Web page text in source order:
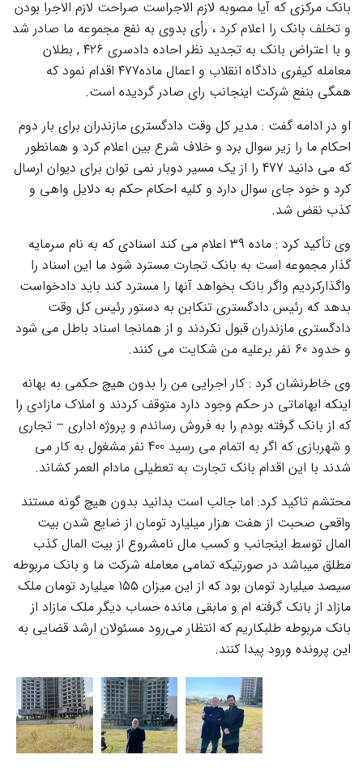
بانک مرکزی که آیا مصوبه لازم الاجراست صراحت لازم الاجرا بودن
و تخلف بانک را اعلام کرد ، رأی بدوی به نفع مجموعه ما صادر شد
و با اعتراض بانک به تجدید نظر احاده دادسری ۴۲۶ , بطلان
معامله کیفری دادگاه انقلاب و اعمال ماده۴۷۷ اقدام نمود که
همگی بنفع شرکت اینجانب رای صادر گردیده است.
او در ادامه گفت : مدیر کل وقت دادگستری مازندران برای بار دوم
احکام ما را زیر سوال برد و خلاف شرع بین اعلام کرد و همانطور
که می دانید 477 را از یک مسیر دوبار نمی توان برای دیوان ارسال
کرد و خود جای سوال دارد و کلیه احکام حکم به دلایل واهی و
کذب نقض شد.
وی تأکید کرد : ماده 39 اعلام می کند اسنادی که به نام سرمایه
گذار مجموعه است به بانک تجارت مسترد شود ما این اسناد را
واگذارکردیم واگر بانک بخواهد آنها را مسترد کند باید دادخواست
بدهد که رئیس دادگستری تنکابن به دستور رئیس کل وقت
دادگستری مازندران قبول نکردند و از همانجا اسناد باطل می شود
و حدود 60 نفر برعلیه من شکایت می کنند.
وی خاطرنشان کرد : کار اجرایی من را بدون هیچ حکمی به بهانه
اینکه ابهاماتی در حکم وجود دارد متوقف کردند و املاک مازادی را
که از بانک گرفته بودم را به فروش رساندم و پروژه اداری – تجاری
و شهربازی که اگر به اتمام می رسید 400 نفر مشغول به کار می
شدند با این اقدام بانک تجارت به تعطیلی مادام العمر کشاند.
محتشم تاکید کرد: اما جالب است بدانید بدون هیچ گونه مستند
واقعی صحبت از هفت هزار میلیارد تومان از ضایع شدن بیت
المال توسط اینجانب و کسب مال نامشروع از بیت المال کذب
مطلق میباشد در صورتیکه تمامی معامله شرکت ما و بانک مربوطه
سیصد میلیارد تومان بود که از این میزان ۱۵۵ میلیارد تومان ملک
مازاد از بانک گرفته ام و مابقی مانده حساب دیگر ملک مازاد از
بانک مربوطه طلبکاریم که انتظار می‌رود مسئولان ارشد قضایی به
این پرونده ورود پیدا کنند.